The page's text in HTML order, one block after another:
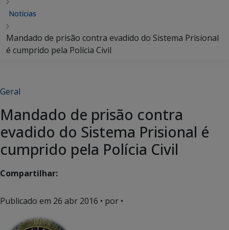
Notícias
Mandado de prisão contra evadido do Sistema Prisional
é cumprido pela Polícia Civil
Geral
Mandado de prisão contra
evadido do Sistema Prisional é
cumprido pela Polícia Civil
Compartilhar:
Publicado em 26 abr 2016 • por •